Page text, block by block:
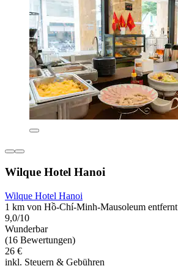
Wilque Hotel Hanoi
Wilque Hotel Hanoi
1 km von Hồ-Chí-Minh-Mausoleum entfernt
9,0/10
Wunderbar
(16 Bewertungen)
26 €
inkl. Steuern & Gebühren